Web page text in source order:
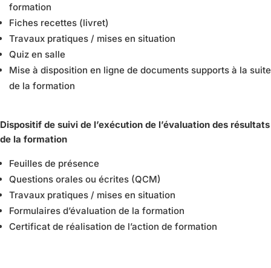
formation
Fiches recettes (livret)
Travaux pratiques / mises en situation
Quiz en salle
Mise à disposition en ligne de documents supports à la suite
de la formation
Dispositif de suivi de l’exécution de l’évaluation des résultats
de la formation
Feuilles de présence
Questions orales ou écrites (QCM)
Travaux pratiques / mises en situation
Formulaires d’évaluation de la formation
Certificat de réalisation de l’action de formation